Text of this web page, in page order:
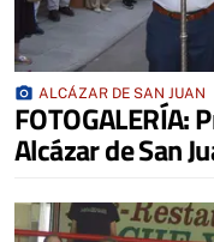
photo_camera ALCÁZAR DE SAN JUAN
FOTOGALERÍA:
Alcázar de San